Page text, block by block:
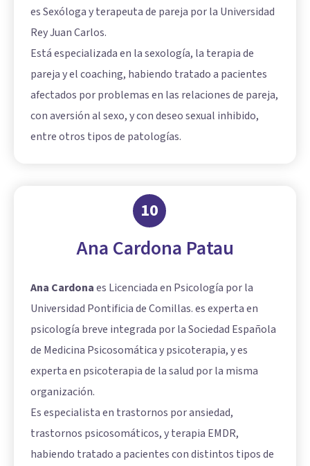
es Sexóloga y terapeuta de pareja por la Universidad
Rey Juan Carlos.
Está especializada en la sexología, la terapia de
pareja y el coaching, habiendo tratado a pacientes
afectados por problemas en las relaciones de pareja,
con aversión al sexo, y con deseo sexual inhibido,
entre otros tipos de patologías.
10
Ana Cardona Patau
Ana Cardonaes Licenciada en Psicología por la
Universidad Pontificia de Comillas. es experta en
psicología breve integrada por la Sociedad Española
de Medicina Psicosomática y psicoterapia, y es
experta en psicoterapia de la salud por la misma
organización.
Es especialista en trastornos por ansiedad,
trastornos psicosomáticos, y terapia EMDR,
habiendo tratado a pacientes con distintos tipos de